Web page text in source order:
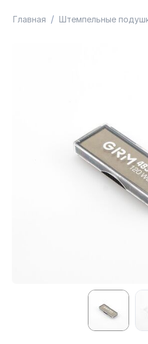
Главная / Штемпельные